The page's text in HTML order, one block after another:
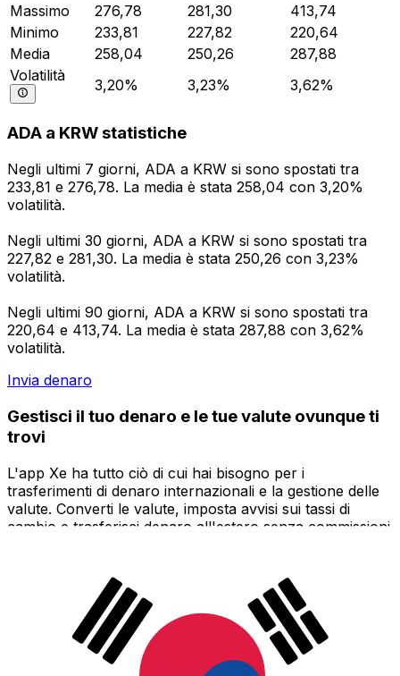
Massimo
276,78 281,30
413,74
Minimo
233,81 227,82
220,64
Media
258,04 250,26
287,88
Volatilità
3,20% 3,23% 3,62%
ADA a KRW statistiche
Negli ultimi 7 giorni, ADA a KRW si sono spostati tra
233,81 e 276,78. La media è stata 258,04 con 3,20%
volatilità.
Negli ultimi 30 giorni, ADA a KRW si sono spostati tra
227,82 e 281,30. La media è stata 250,26 con 3,23%
volatilità.
Negli ultimi 90 giorni, ADA a KRW si sono spostati tra
220,64 e 413,74. La media è stata 287,88 con 3,62%
volatilità.
Invia denaro
Gestisci il tuo denaro e le tue valute ovunque ti
trovi
L'app Xe ha tutto ciò di cui hai bisogno per i
trasferimenti di denaro internazionali e la gestione delle
valute. Converti le valute, imposta avvisi sui tassi di
cambio e trasferisci denaro all'estero senza commissioni